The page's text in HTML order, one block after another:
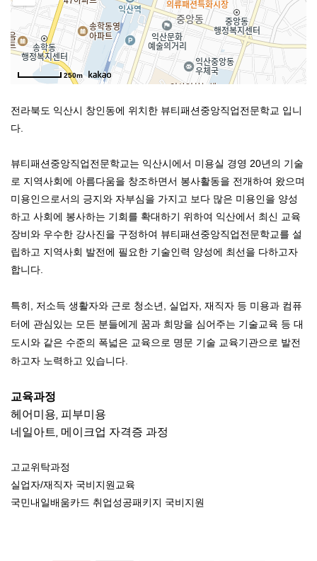
250m
전라북도 익산시 창인동에 위치한 뷰티패션중앙직업전문학교 입니
다.
뷰티패션중앙직업전문학교는 익산시에서 미용실 경영 20년의 기술
로 지역사회에 아름다움을 창조하면서 봉사활동을 전개하여 왔으며
미용인으로서의 긍지와 자부심을 가지고 보다 많은 미용인을 양성
하고 사회에 봉사하는 기회를 확대하기 위하여 익산에서 최신 교육
장비와 우수한 강사진을 구정하여 뷰티패션중앙직업전문학교를 설
립하고 지역사회 발전에 필요한 기술인력 양성에 최선을 다하고자
합니다.
특히, 저소득 생활자와 근로 청소년, 실업자, 재직자 등 미용과 컴퓨
터에 관심있는 모든 분들에게 꿈과 희망을 심어주는 기술교육 등 대
도시와 같은 수준의 폭넓은 교육으로 명문 기술 교육기관으로 발전
하고자 노력하고 있습니다.
교육과정
헤어미용, 피부미용
네일아트, 메이크업 자격증 과정
고교위탁과정
실업자/재직자 국비지원교육
국민내일배움카드 취업성공패키지 국비지원